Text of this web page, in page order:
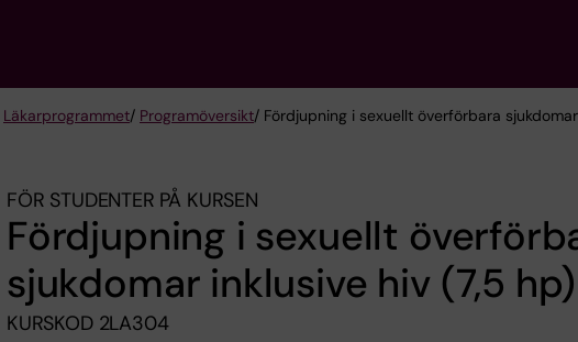
Läkarprogrammet/ Programöversikt/ Fördjupning i sexuellt överförbara
FÖR STUDENTER PÅ KURSEN
Fördjupning i sexuellt
sjukdomar inklusive hiv (7,5 hp)
KURSKOD 2LA304